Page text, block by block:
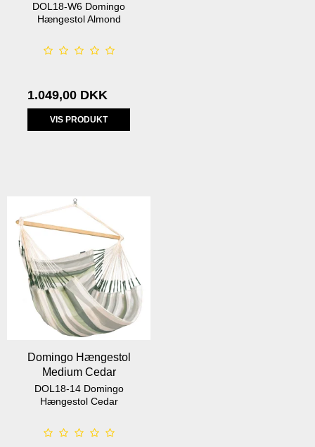
DOL18-W6 Domingo
Hængestol Almond
1.049,00 DKK
VIS PRODUKT
Domingo Hængestol
Medium Cedar
DOL18-14 Domingo
Hængestol Cedar